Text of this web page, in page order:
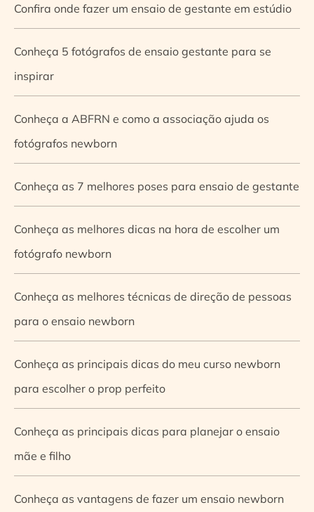
Confira onde fazer um ensaio de gestante em estúdio
Conheça 5 fotógrafos de ensaio gestante para se
inspirar
Conheça a ABFRN e como a associação ajuda os
fotógrafos newborn
Conheça as 7 melhores poses para ensaio de gestante
Conheça as melhores dicas na hora de escolher um
fotógrafo newborn
Conheça as melhores técnicas de direção de pessoas
para o ensaio newborn
Conheça as principais dicas do meu curso newborn
para escolher o prop perfeito
Conheça as principais dicas para planejar o ensaio
mãe e filho
Conheça as vantagens de fazer um ensaio newborn